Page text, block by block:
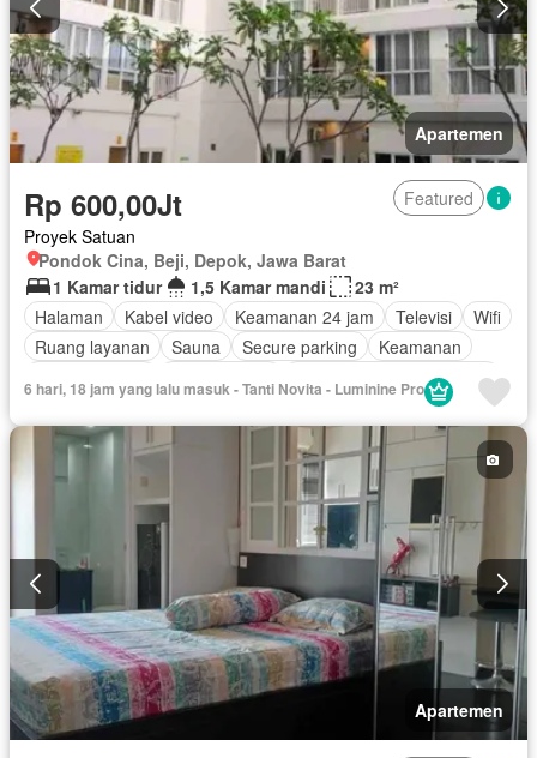
Apartemen
Rp 600,00Jt
Featured
Proyek Satuan
Pondok Cina, Beji, Depok, Jawa Barat
1 Kamar tidur
1,5 Kamar mandi
23 m²
Halaman
Kabel video Keamanan 24 jam Televisi
Wifi
Ruang layanan
Sauna Secure parking
Keamanan
Outdoor entertaining area
6 hari, 18 jam yang lalu masuk - Tanti Novita - Luminine Pro
Apartemen